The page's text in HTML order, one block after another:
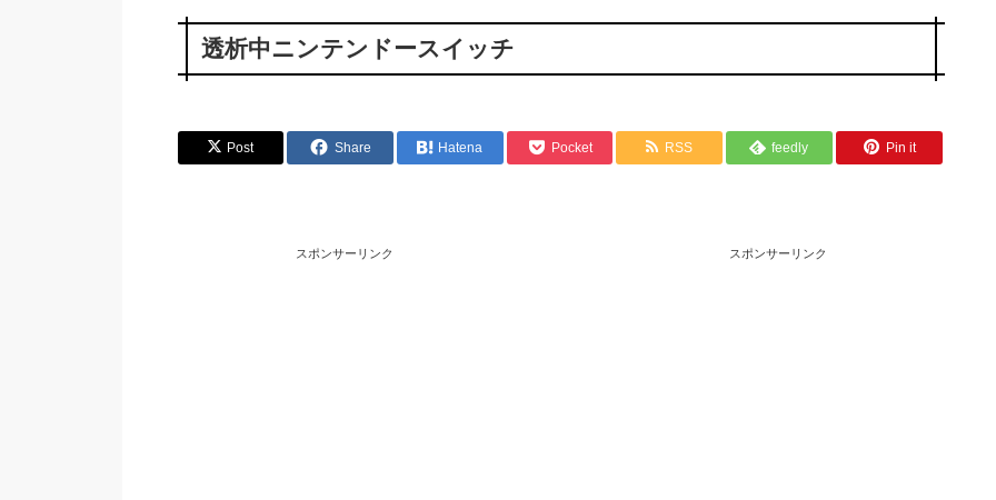
透析中ニンテンドースイッチ
Post Share Hatena Pocket RSS feedly Pin it
スポンサーリンク スポンサーリンク